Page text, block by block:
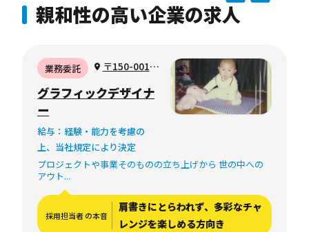
親和性の高い企業の求人
業務委託
〒150-0011
1-14-12 常磐松
グラフィックデザイナ
ー
給与：経験・能力を考慮の
上、当社規定により決定
プロジェクトや事業そのものの立ち上げから 世の中への
アウト...
採用担当者 の本音
肩書きにとらわれず、多彩なチャ
レンジを楽しめる方向き